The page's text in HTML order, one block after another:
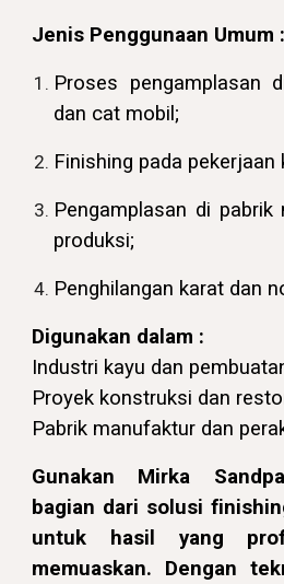
Jenis Penggunaan Umum :
Proses pengamplasan
dan cat mobil;
Finishing pada pekerjaan
Pengamplasan di
produksi;
Penghilangan karat dan
Digunakan dalam :
Industri kayu dan
Proyek konstruksi dan
Pabrik manufaktur dan
Gunakan Mirka
bagian dari solusi
untuk hasil yang
memuaskan. Dengan